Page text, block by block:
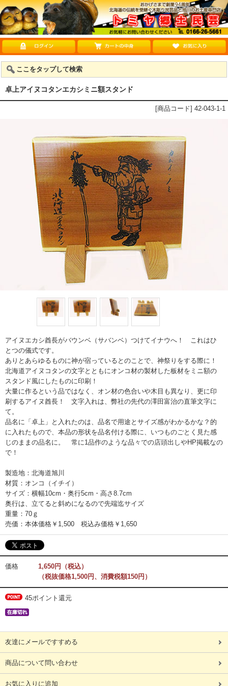
ここをタップして検索
卓上アイヌコタンエカシミニ額スタンド
[商品コード] 42-043-1-1
アイヌエカシ酋長がバウンベ（サバンベ）つけてイナウへ！ これはひ
とつの儀式です。
ありとあらゆるものに神が宿っているとのことで、神祭りをする際に！
北海道アイヌコタンの文字とともにオンコ材の製材した板材をミニ額の
スタンド風にしたものに印刷！
大量に作るという品ではなく、オン材の色合いや木目も異なり、更に印
刷するアイヌ酋長！ 文字入れは、弊社の先代の澤田富治の直筆文字に
て。
品名に「卓上」と入れたのは、品名で用途とサイズ感がわかるかな？的
に入れたもので、本品の形状を品名付ける際に、いつものごとく見た感
じのままの品名に。 常に1品作のような品々での店頭出しやHP掲載なの
で！
製造地：北海道旭川
材質：オンコ（イチイ）
サイズ：横幅10cm・奥行5cm・高さ8.7cm
奥行は、立てると斜めになるので先端迄サイズ
重量：70ｇ
売価：本体価格￥1,500 税込み価格￥1,650
価格
1,650円（税込）
（税抜価格1,500円、消費税額150円）
45ポイント還元
友達にメールですすめる
商品について問い合わせ
お気に入りに追加